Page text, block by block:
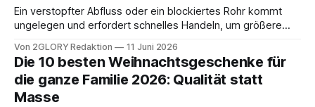
über Provisionen
Ein verstopfter Abfluss oder ein blockiertes Rohr kommt
ungelegen und erfordert schnelles Handeln, um größere
den passenden Dienstleister in Nürnberg und Umgebung zu
finden, haben wir die regionalen Angebote genau analysiert.
In unserer Übersicht stellen wir dir empfehlenswerte
Fachbetriebe vor, die
Von 2GLORY Redaktion 11 Juni 2026
Die 10 besten Weihnachtsgeschenke für
die ganze Familie 2026: Qualität statt
Masse